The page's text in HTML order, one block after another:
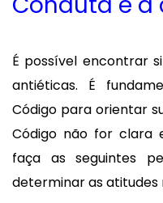
É possível encontrar
antiéticas. É
Código para orientar
Código não for clara
faça as seguintes
determinar as atitudes